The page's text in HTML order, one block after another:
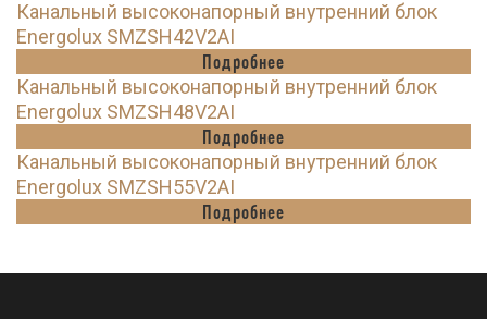
Канальный высоконапорный внутренний блок
Energolux SMZSH42V2AI
Подробнее
Канальный высоконапорный внутренний блок
Energolux SMZSH48V2AI
Подробнее
Канальный высоконапорный внутренний блок
Energolux SMZSH55V2AI
Подробнее